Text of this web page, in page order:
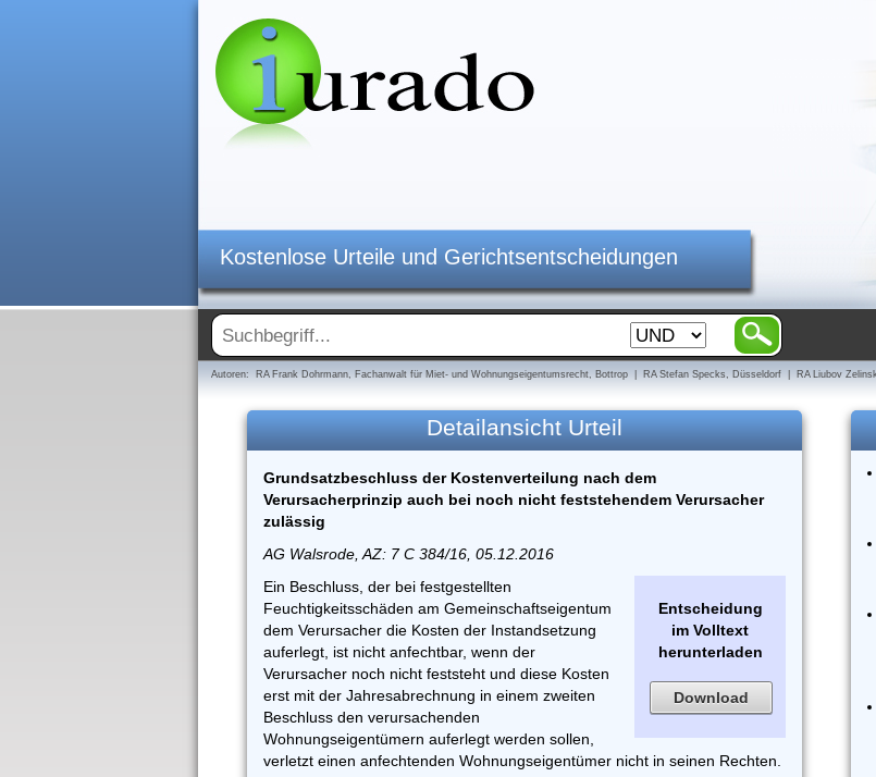
Kostenlose Urteile und Gerichtsentscheidungen
Autoren: RA Frank Dohrmann, Fachanwalt für Miet- und Wohnungseigentumsrecht, Bottrop | RA Stefan Specks, Düsseldorf | RA Liubov
Detailansicht Urteil
Grundsatzbeschluss der Kostenverteilung nach dem
Verursacherprinzip auch bei noch nicht feststehendem Verursacher
zulässig
AG Walsrode, AZ: 7 C 384/16, 05.12.2016
Entscheidung
im Volltext
herunterladen
Download
Ein Beschluss, der bei festgestellten
Feuchtigkeitsschäden am Gemeinschaftseigentum
dem Verursacher die Kosten der Instandsetzung
auferlegt, ist nicht anfechtbar, wenn der
Verursacher noch nicht feststeht und diese Kosten
erst mit der Jahresabrechnung in einem zweiten
Beschluss den verursachenden
Wohnungseigentümern auferlegt werden sollen,
verletzt einen anfechtenden Wohnungseigentümer nicht in seinen Rechten.